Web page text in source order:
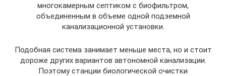
многокамерным септиком с биофильтром,
объединенным в объеме одной подземной
канализационной установки.
Подобная система занимает меньше места, но и стоит
дороже других вариантов автономной канализации.
Поэтому станции биологической очистки